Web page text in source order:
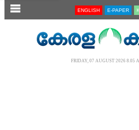
SECTIONS ENGLISH E-PAPER
FRIDAY, 07 AUGUST 2026 8.05